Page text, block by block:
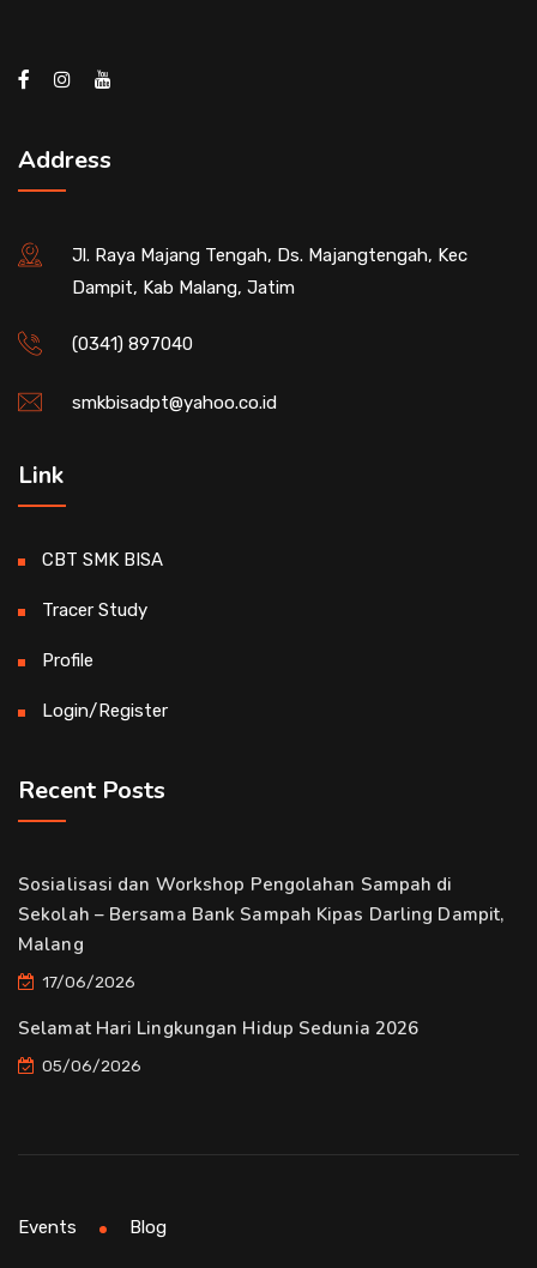
Address
Jl. Raya Majang Tengah, Ds. Majangtengah, Kec
Dampit, Kab Malang, Jatim
(0341) 897040
smkbisadpt@yahoo.co.id
Link
CBT SMK BISA
Tracer Study
Profile
Login/Register
Recent Posts
Sosialisasi dan Workshop Pengolahan Sampah di
Sekolah – Bersama Bank Sampah Kipas Darling Dampit,
Malang
17/06/2026
Selamat Hari Lingkungan Hidup Sedunia 2026
05/06/2026
Events Blog